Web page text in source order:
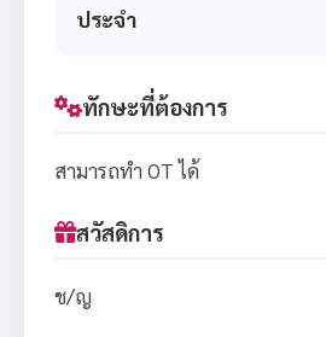
ประจำ
ทักษะที่ต้องการ
สามารถทำ OT ได้
สวัสดิการ
ช/ญ